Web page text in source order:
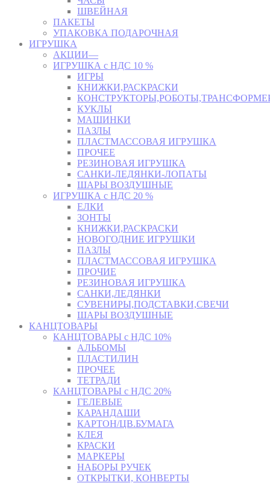
ШВЕЙНАЯ
ПАКЕТЫ
УПАКОВКА ПОДАРОЧНАЯ
ИГРУШКА
АКЦИИ—
ИГРУШКА с НДС 10 %
ИГРЫ
КНИЖКИ,РАСКРАСКИ
КУКЛЫ
МАШИНКИ
ПАЗЛЫ
ПЛАСТМАССОВАЯ ИГРУШКА
ПРОЧЕЕ
РЕЗИНОВАЯ ИГРУШКА
САНКИ-ЛЕДЯНКИ-ЛОПАТЫ
ШАРЫ ВОЗДУШНЫЕ
ИГРУШКА с НДС 20 %
ЕЛКИ
ЗОНТЫ
КНИЖКИ,РАСКРАСКИ
НОВОГОДНИЕ ИГРУШКИ
ПАЗЛЫ
ПЛАСТМАССОВАЯ ИГРУШКА
ПРОЧИЕ
РЕЗИНОВАЯ ИГРУШКА
САНКИ,ЛЕДЯНКИ
СУВЕНИРЫ,ПОДСТАВКИ,СВЕЧИ
ШАРЫ ВОЗДУШНЫЕ
КАНЦТОВАРЫ
КАНЦТОВАРЫ с НДС 10%
АЛЬБОМЫ
ПЛАСТИЛИН
ПРОЧЕЕ
ТЕТРАДИ
КАНЦТОВАРЫ с НДС 20%
ГЕЛЕВЫЕ
КАРАНДАШИ
КАРТОН/ЦВ.БУМАГА
КЛЕЯ
КРАСКИ
МАРКЕРЫ
НАБОРЫ РУЧЕК
ОТКРЫТКИ, КОНВЕРТЫ